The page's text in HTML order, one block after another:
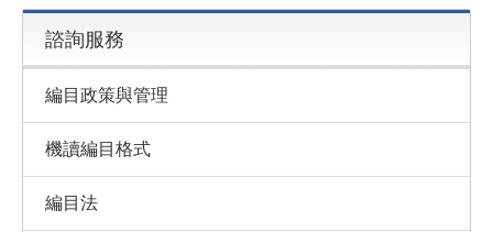
諮詢服務
編目政策與管理
機讀編目格式
編目法